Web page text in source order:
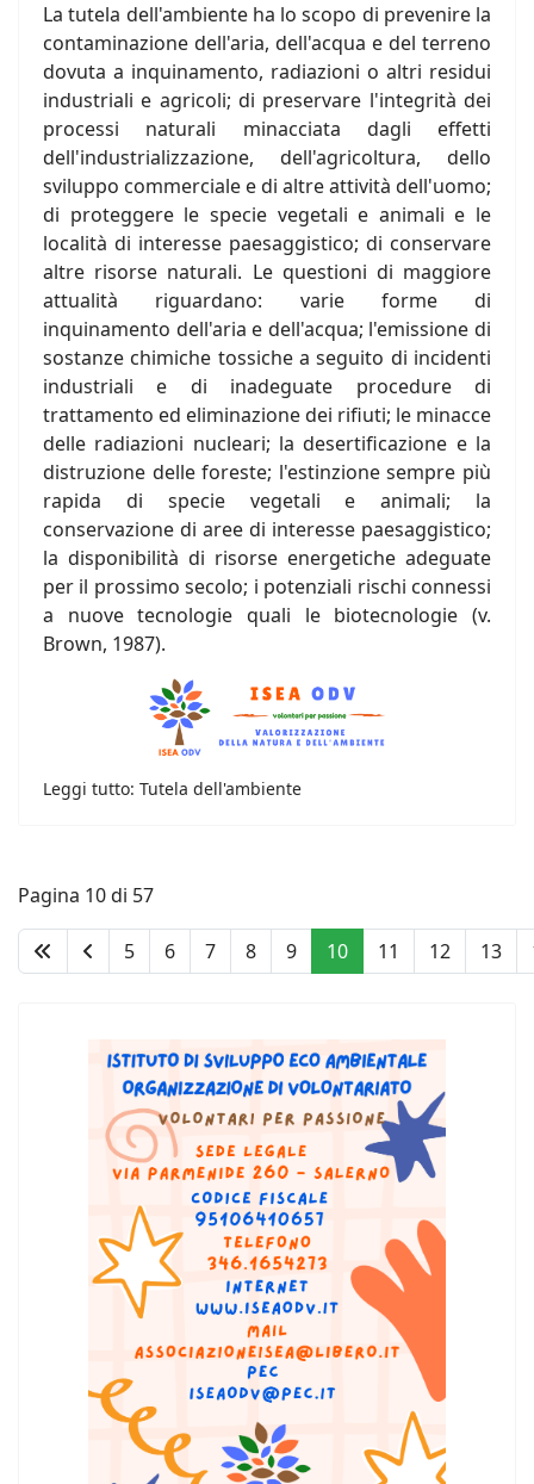
La tutela dell'ambiente ha lo scopo di prevenire la
contaminazione dell'aria, dell'acqua e del terreno
dovuta a inquinamento, radiazioni o altri residui
industriali e agricoli; di preservare l'integrità dei
processi naturali minacciata dagli effetti
dell'industrializzazione, dell'agricoltura, dello
sviluppo commerciale e di altre attività dell'uomo;
di proteggere le specie vegetali e animali e le
località di interesse paesaggistico; di conservare
altre risorse naturali. Le questioni di maggiore
attualità riguardano: varie forme di
inquinamento dell'aria e dell'acqua; l'emissione di
sostanze chimiche tossiche a seguito di incidenti
industriali e di inadeguate procedure di
trattamento ed eliminazione dei rifiuti; le minacce
delle radiazioni nucleari; la desertificazione e la
distruzione delle foreste; l'estinzione sempre più
rapida di specie vegetali e animali; la
conservazione di aree di interesse paesaggistico;
la disponibilità di risorse energetiche adeguate
per il prossimo secolo; i potenziali rischi connessi
a nuove tecnologie quali le biotecnologie (v.
Brown, 1987).
Leggi tutto: Tutela dell'ambiente
Pagina 10 di 57
5 6 7 8 9 10 11 12 13